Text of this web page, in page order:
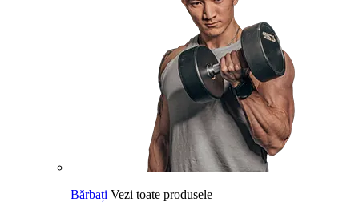
Bărbați Vezi toate produsele